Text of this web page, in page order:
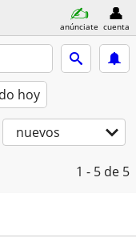
anúnciate cuenta
hoy
nuevos
1 - 5 de 5